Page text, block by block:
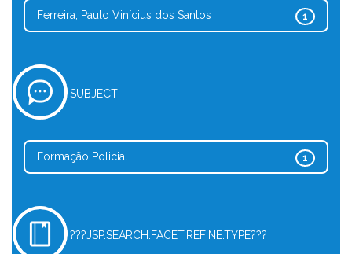
1
Ferreira, Paulo Vinícius dos Santos
SUBJECT
1
Formação Policial
???JSP.SEARCH.FACET.REFINE.TYPE???